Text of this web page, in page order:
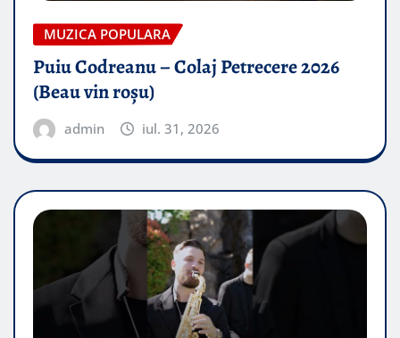
MUZICA POPULARA
Puiu Codreanu – Colaj Petrecere 2026
(Beau vin roșu)
admin iul. 31, 2026